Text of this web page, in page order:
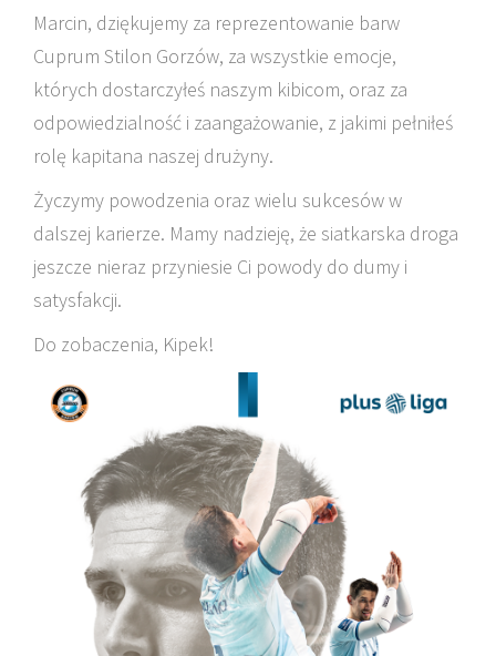
Marcin, dziękujemy za reprezentowanie barw
Cuprum Stilon Gorzów, za wszystkie emocje,
których dostarczyłeś naszym kibicom, oraz za
odpowiedzialność i zaangażowanie, z jakimi pełniłeś
rolę kapitana naszej drużyny.
Życzymy powodzenia oraz wielu sukcesów w
dalszej karierze. Mamy nadzieję, że siatkarska droga
jeszcze nieraz przyniesie Ci powody do dumy i
satysfakcji.
Do zobaczenia, Kipek!